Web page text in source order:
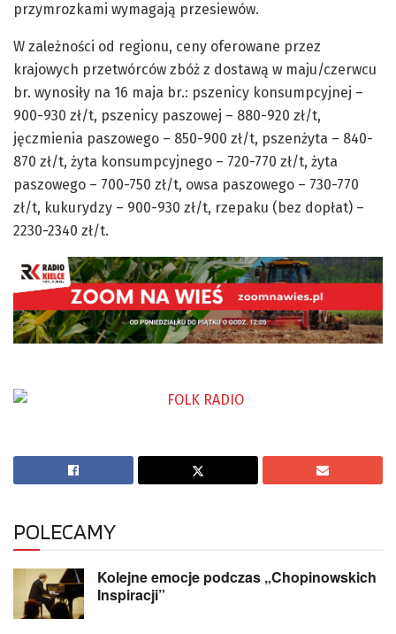
przymrozkami wymagają przesiewów.
W zależności od regionu, ceny oferowane przez
krajowych przetwórców zbóż z dostawą w maju/czerwcu
br. wynosiły na 16 maja br.: pszenicy konsumpcyjnej –
900-930 zł/t, pszenicy paszowej – 880-920 zł/t,
jęczmienia paszowego – 850-900 zł/t, pszenżyta – 840-
870 zł/t, żyta konsumpcyjnego – 720-770 zł/t, żyta
paszowego – 700-750 zł/t, owsa paszowego – 730-770
zł/t, kukurydzy – 900-930 zł/t, rzepaku (bez dopłat) –
2230-2340 zł/t.
POLECAMY
Kolejne emocje podczas „Chopinowskich
Inspiracji”